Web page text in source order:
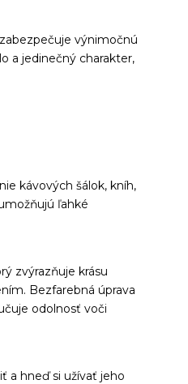
výnimočnú
a jedinečný charakter,
kávových šálok, kníh,
ľahké
zvýrazňuje krásu
Bezfarebná úprava
odolnosť voči
a hneď si užívať jeho